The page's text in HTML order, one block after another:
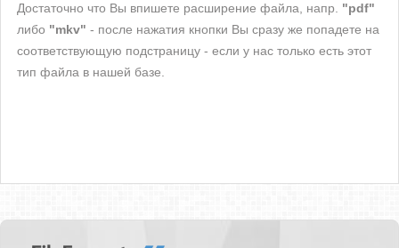
Достаточно что Вы впишете расширение файла, напр. "pdf"
либо "mkv" - после нажатия кнопки Вы сразу же попадете на
соответствующую подстраницу - если у нас только есть этот
тип файла в нашей базе.